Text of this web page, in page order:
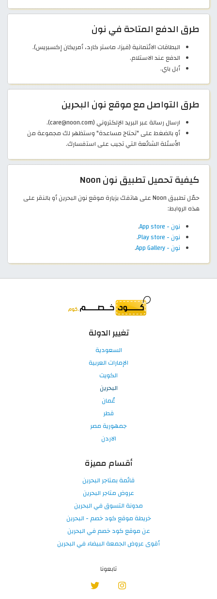
طرق الدفع المتاحة في نون
البطاقات الائتمانية (فيزا، ماستر كارد، أمريكان إكسبريس).
الدفع عند الاستلام.
أبل باي.
طرق التواصل مع موقع نون البحرين
ارسال رسالة عبر البريد الإلكتروني (care@noon.com).
أو بالضغط على "تحتاج مساعدة" وستظهر لك مجموعة من
الأسئلة الشائعة التي تجيب على استفسارك.
كيفية تحميل تطبيق نون Noon
حمّل تطبيق Noon على هاتفك بزيارة موقع نون البحرين أو بالنقر على
هذه الروابط:
نون - App store
.
نون - Play store
.
نون - App Gallery
.
تغيير الدولة
السعودية
الإمارات العربية
الكويت
البحرين
عُمان
قطر
جمهورية مصر
الاردن
أقسام مميزة
قائمة بمتاجر البحرين
عروض متاجر البحرين
مدونة التسوق في البحرين
خريطة موقع كود خصم - البحرين
عن موقع كود خصم في البحرين
أقوى عروض الجمعة البيضاء في البحرين
تابعونا